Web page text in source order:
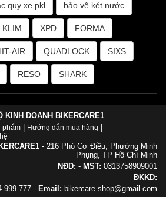
quy xe pkl bảo vệ két nước
KLIM XPD FORMA
AIR QUADLOCK SIXS
RESO SHARK
KINH DOANH BIKERCARE1
phẩm Hướng dẫn mua hàng
- 216 Phó Cơ Điều, Phường Minh
Phụng, TP Hồ Chí Minh
NĐD: - MST: 0313758909001
ĐKKD:
- Email: bikercare.shop@gmail.com